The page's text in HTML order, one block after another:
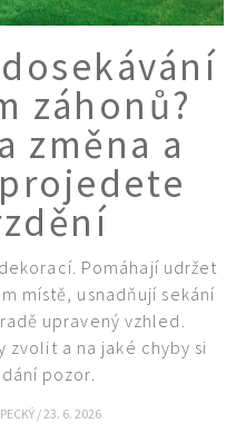
záhonů?
změna a
Pomáhají udržet
místě, usnadňují sekání
upravený vzhled.
zvolit a na jaké chyby si
pozor.
/ 23. 6. 2026